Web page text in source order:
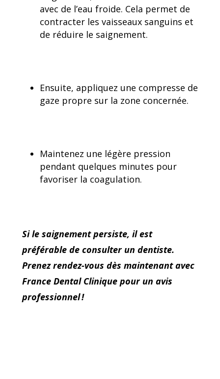
avec de l’eau froide. Cela permet de
contracter les vaisseaux sanguins et
de réduire le saignement.
Ensuite, appliquez une compresse de
gaze propre sur la zone concernée.
Maintenez une légère pression
pendant quelques minutes pour
favoriser la coagulation.
Si le saignement persiste, il est
préférable de consulter un dentiste.
Prenez rendez-vous dès maintenant avec
France Dental Clinique pour un avis
professionnel !